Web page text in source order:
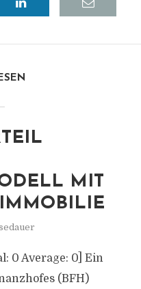
MIT
0 Average: 0] Ein
(BFH)